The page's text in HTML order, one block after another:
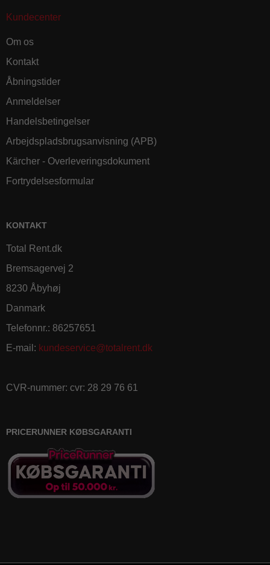
Kundecenter
Om os
Kontakt
Åbningstider
Anmeldelser
Handelsbetingelser
Arbejdspladsbrugsanvisning (APB)
Kärcher - Overleveringsdokument
Fortrydelsesformular
KONTAKT
Total Rent.dk
Bremsagervej 2
8230 Åbyhøj
Danmark
Telefonnr.: 86257651
E-mail : kundeservice@totalrent.dk
CVR-nummer: cvr: 28 29 76 61
PRICERUNNER KØBSGARANTI